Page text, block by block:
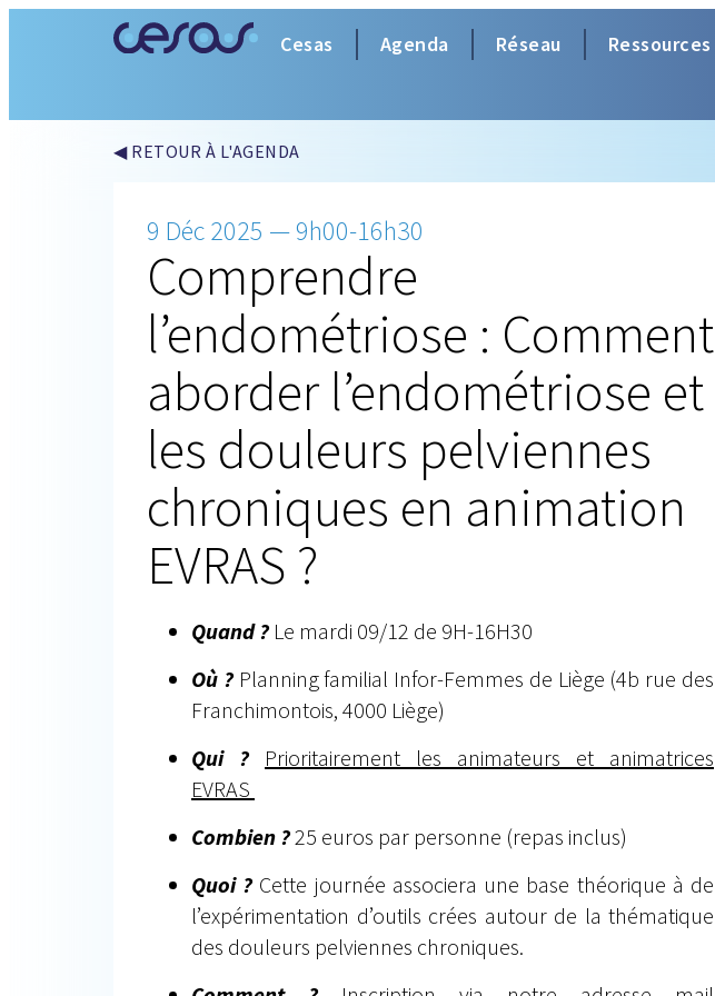
Cesas Agenda Réseau Ressources
◀ RETOUR À L'AGENDA
9 Déc 2025 — 9h00-16h30
Comprendre
l’endométriose : Comment
aborder l’endométriose et
les douleurs pelviennes
chroniques en animation
EVRAS ?
Quand ? Le mardi 09/12 de 9H-16H30
Où ? Planning familial Infor-Femmes de Liège (4b rue des
Franchimontois, 4000 Liège)
Qui ?
Prioritairement les animateurs et animatrices
EVRAS
Combien ?25 euros par personne (repas inclus)
Quoi ? Cette journée associera une base théorique à de
l’expérimentation d’outils crées autour de la thématique
des douleurs pelviennes chroniques.